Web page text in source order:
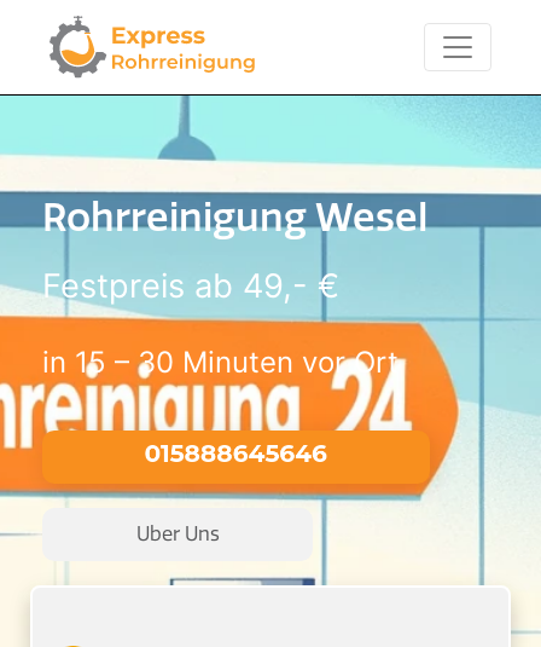
Rohrreinigung Wesel
Festpreis ab 49,- €
in 15 – 30 Minuten vor Ort
Uber Uns